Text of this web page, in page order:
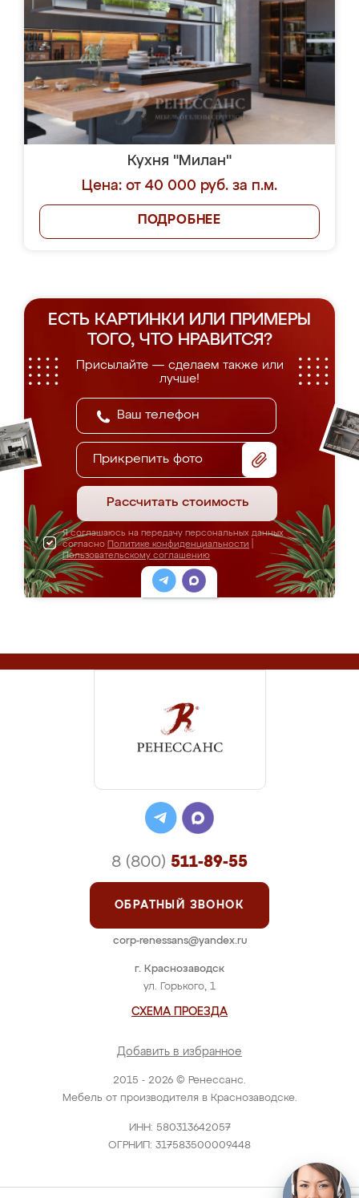
Кухня "Милан"
Цена: от 40 000 руб. за п.м.
ПОДРОБНЕЕ
ЕСТЬ КАРТИНКИ ИЛИ ПРИМЕРЫ
ТОГО, ЧТО НРАВИТСЯ?
Присылайте — сделаем также или
лучше!
Прикрепить фото
Рассчитать стоимость
Я соглашаюсь на передачу персональных данных
согласно Политике конфиденциальности
Пользовательскому соглашению
2015 - 2026 © Ренессанс.
Мебель от производителя в Краснозаводске.
ИНН: 580313642057
ОГРНИП: 317583500009448
г. Краснозаводск
ул. Горького, 1
СХЕМА ПРОЕЗДА
Добавить в избранное
8 (800) 511-89-55
ОБРАТНЫЙ ЗВОНОК
corp-renessans@yandex.ru